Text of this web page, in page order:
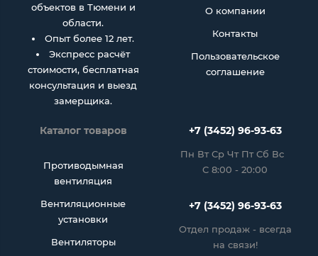
объектов в Тюмени и
области.
Опыт более 12 лет.
Экспресс расчёт
стоимости, бесплатная
консультация и выезд
замерщика.
О компании
Контакты
Пользовательское
соглашение
Каталог товаров
Противодымная
вентиляция
Вентиляционные
установки
Вентиляторы
+7 (3452) 96-93-63
Пн Вт Ср Чт Пт Сб Вс
С 8:00 - 20:00
+7 (3452) 96-93-63
Отдел продаж - всегда
на связи!